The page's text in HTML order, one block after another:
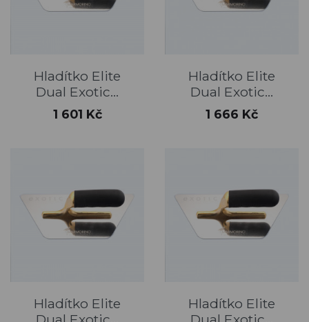
Hladítko Elite
Dual Exotic...
Cena
1 601 Kč
Hladítko Elite
Dual Exotic...
Cena
1 666 Kč
Hladítko Elite
Hladítko Elite